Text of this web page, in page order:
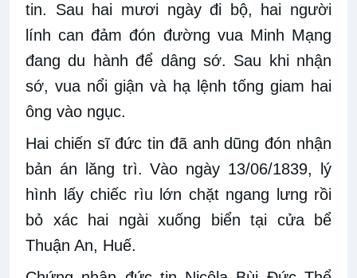
tin. Sau hai mươi ngày đi bộ, hai người
lính can đảm đón đường vua Minh Mạng
đang du hành để dâng sớ. Sau khi nhận
sớ, vua nổi giận và hạ lệnh tống giam hai
ông vào ngục.
Hai chiến sĩ đức tin đã anh dũng đón nhận
bản án lăng trì. Vào ngày 13/06/1839, lý
hình lấy chiếc rìu lớn chặt ngang lưng rồi
bỏ xác hai ngài xuống biển tại cửa bể
Thuận An, Huế.